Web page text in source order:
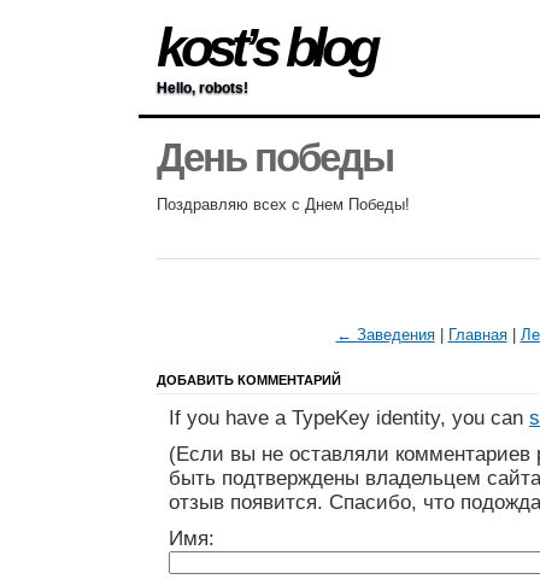
kost’s blog
Hello, robots!
День победы
Поздравляю всех с Днем Победы!
← Заведения| Главная|
ДОБАВИТЬ КОММЕНТАРИЙ
If you have a TypeKey identity, you can
(Если вы не оставляли
быть подтверждены владельцем
отзыв появится. Спасибо, что
Имя: